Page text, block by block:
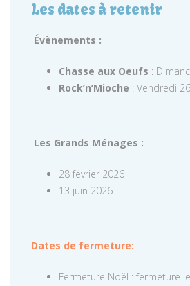
Les dates à retenir
Évènements :
Chasse aux Oeufs :
Rock’n’Mioche : Vendredi
Les Grands Ménages :
28 février 2026
13 juin 2026
Dates de fermeture:
Fermeture Noël : fermeture